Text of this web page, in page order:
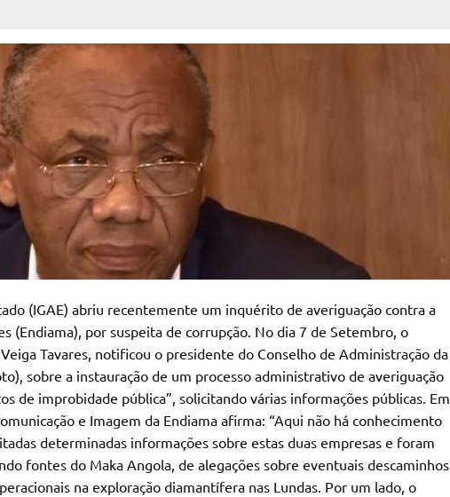
(IGAE) abriu recentemente um inquérito de averiguação contra a
(Endiama), por suspeita de corrupção. No dia 7 de Setembro, o
Tavares, notificou o presidente do Conselho de Administração da
sobre a instauração de um processo administrativo de averiguação
de improbidade pública”, solicitando várias informações públicas. Em
e Imagem da Endiama afirma: “Aqui não há conhecimento
determinadas informações sobre estas duas empresas e foram
fontes do Maka Angola, de alegações sobre eventuais descaminhos
na exploração diamantífera nas Lundas. Por um lado, o